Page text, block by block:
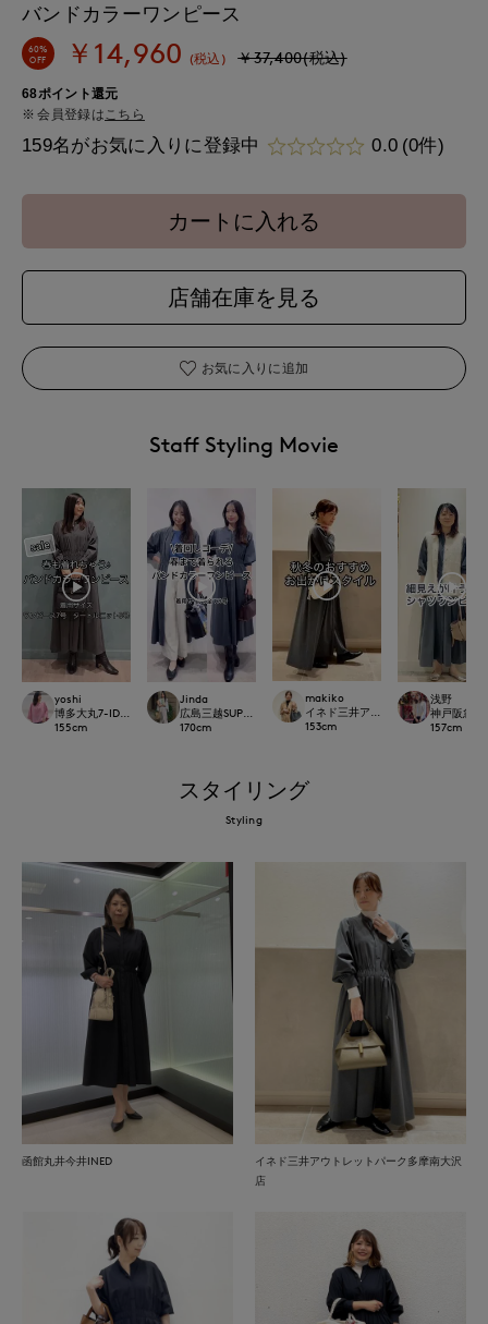
バンドカラーワンピース
60%
OFF
￥14,960 (税込) ￥37,400(税込)
68ポイント還元
会員登録は こちら
159名がお気に入りに登録中 0.0 (0件)
カートに入れる
店舗在庫を見る
お気に入りに追加
Staff Styling Movie
yoshi
博多大丸7-IDconcept.
155cm
Jinda
広島三越SUPERIORCLOSET
170cm
makiko
イネド三井アウトレットパーク多摩
153cm
浅野
神戸阪急
157cm
スタイリング
Styling
函館丸井今井INED
イネド三井アウトレットパーク多摩南大沢
店